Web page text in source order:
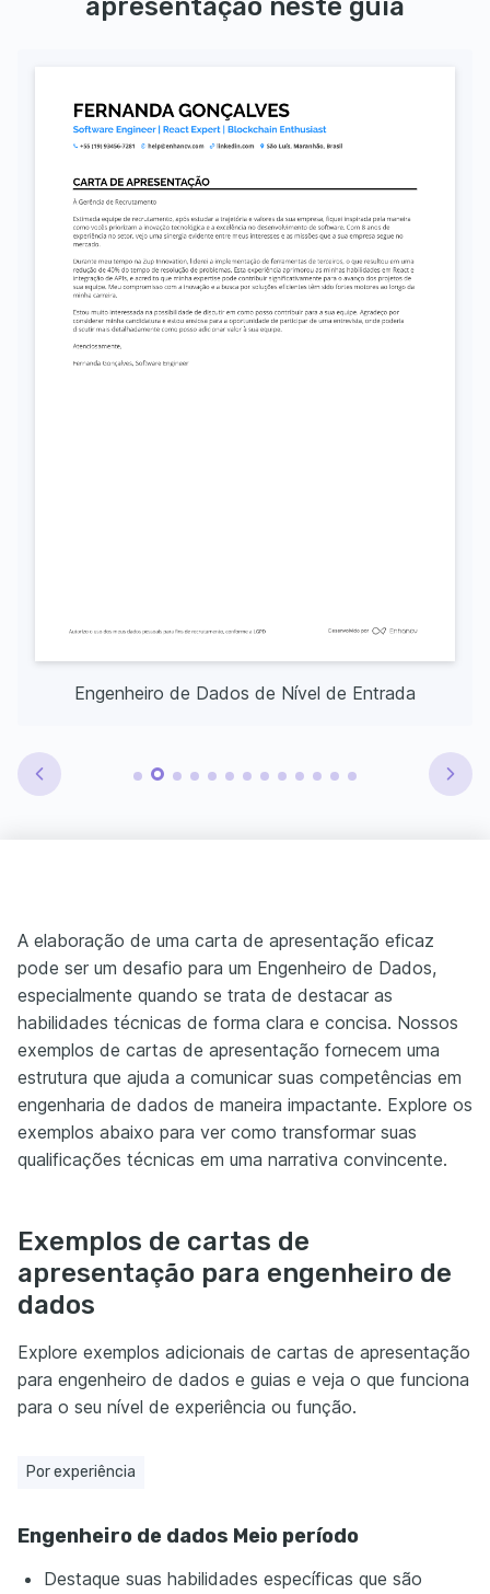
apresentação neste guia
Engenheiro de Dados de Nível de Entrada
A elaboração de uma carta de apresentação eficaz
pode ser um desafio para um Engenheiro de Dados,
especialmente quando se trata de destacar as
habilidades técnicas de forma clara e concisa. Nossos
exemplos de cartas de apresentação fornecem uma
estrutura que ajuda a comunicar suas competências em
engenharia de dados de maneira impactante. Explore os
exemplos abaixo para ver como transformar suas
qualificações técnicas em uma narrativa convincente.
Exemplos de cartas de
apresentação para engenheiro de
dados
Explore exemplos adicionais de cartas de apresentação
para engenheiro de dados e guias e veja o que funciona
para o seu nível de experiência ou função.
Por experiência
Engenheiro de dados Meio período
Destaque suas habilidades específicas que são